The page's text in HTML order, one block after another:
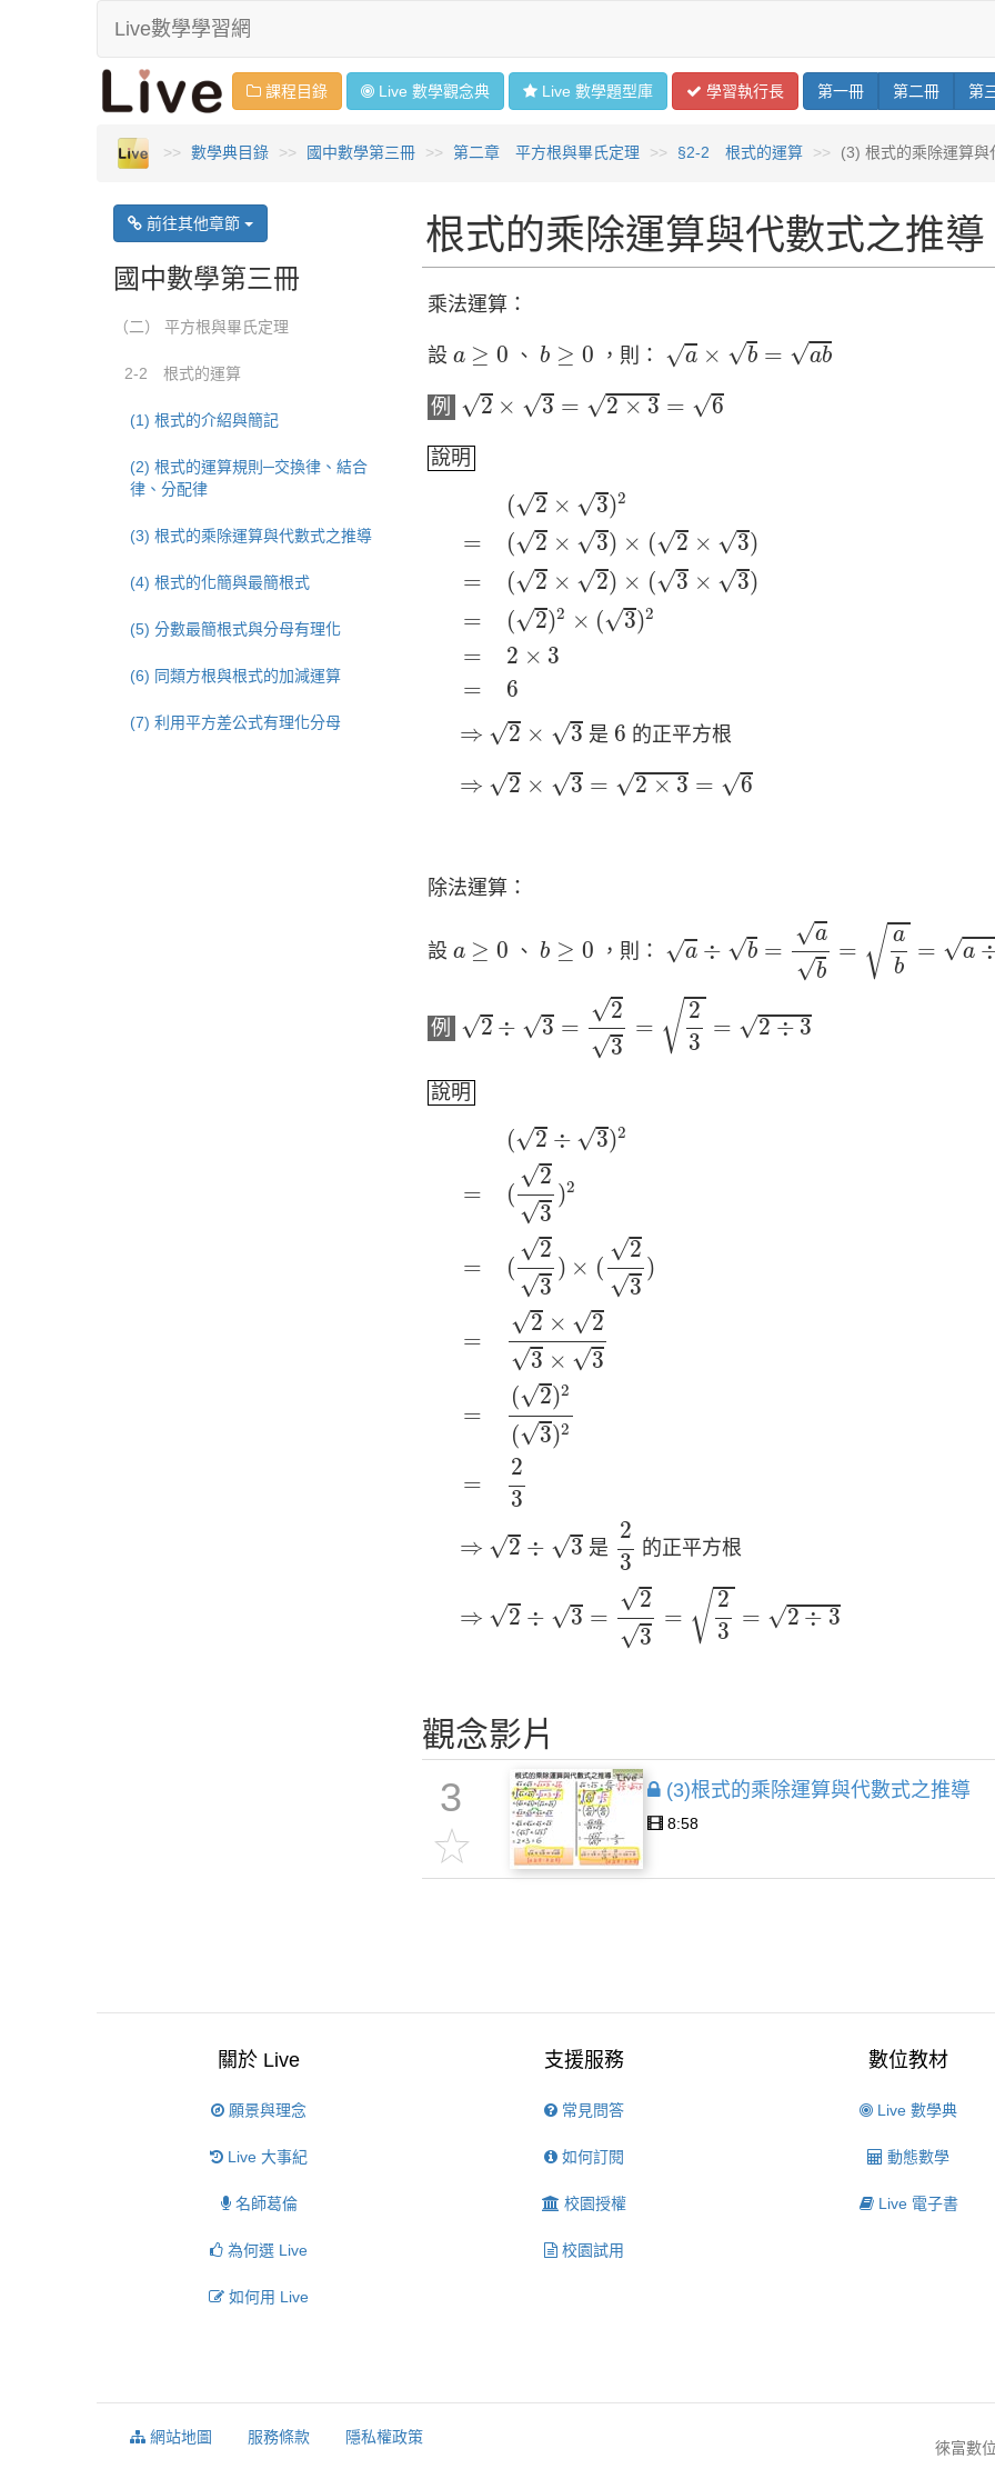
Live數學學習網
課程目錄 Live 數學觀念典 Live 數學題型庫 學習執行長 第一冊 第二冊 第
數學典目錄 國中數學第三冊 第二章 平方根與畢氏定理 §2-2 根式的運算 (3) 根式的乘除運算與
根式的乘除運算與代數式之推導
乘法運算：
設 a ≥ 0
a ≥0 、b ≥ 0
b ≥0 ，則： √a × √b = √ab
×b b
例 √2 × √3 = √2 × 3 = √6
×3 ×3=
說明
(√2 × √3)2
= (√2 × √3) × (√2 × √3)
=
(√2 × √2) × (√3 × √3)
=
(√2)2 × (√3)2
= 2 × 3
=
6
) =( )×(2
⇒ √2 × √3
×3
是 6
6 的正平方根
⇒ √2 × √3 = √2 × 3 = √6
×3 3=
除法運算：
設 a ≥ 0
a ≥0 、b ≥ 0
b ≥0 ，則： √a ÷ √b =
√a
√b
= √ a
b
= √a
a÷b
例 √2 ÷ √3 =
√2
√3
= √ 2
3
= √2 ÷ 3
÷3
說明
(√2 ÷ √3)2
= (
√2
√3
)2
= (
√2
√3
) × (
√2
√3
)
=
√2 × √2
√3 × √3
=
(√2)2
(√3)2
=
2
3
) =( 2=(2
⇒ √2 ÷ √3
÷3
是
2
3
23
的正平方根
⇒ √2 ÷ √3 =
√2
√3
= √ 2
3
= √2 ÷ 3
÷3
觀念影片
3 (3)根式的乘除運算與代數式之推導
8:58
前往其他章節
國中數學第三冊
（二） 平方根與畢氏定理
2-2 根式的運算
(1) 根式的介紹與簡記
(2) 根式的運算規則─交換律、結合
律、分配律
(3) 根式的乘除運算與代數式之推導
(4) 根式的化簡與最簡根式
(5) 分數最簡根式與分母有理化
(6) 同類方根與根式的加減運算
(7) 利用平方差公式有理化分母
關於 Live
願景與理念
Live 大事紀
名師葛倫
為何選 Live
如何用 Live
支援服務
常見問答
如何訂閱
校園授權
校園試用
數位教材
Live 數學典
動態數學
Live 電子書
網站地圖 服務條款 隱私權政策
徠富數